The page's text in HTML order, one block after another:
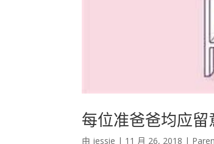
每位准爸爸均应留
由 jessie | 11 月 26, 2018 |